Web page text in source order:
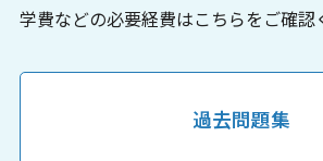
学費などの必要経費はこちらをご確認
過去問題集